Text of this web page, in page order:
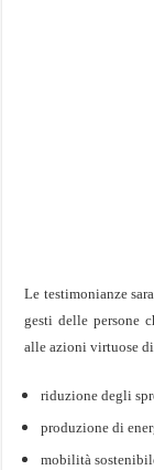
Le testimonianze
gesti delle persone
alle azioni virtuose
riduzione degli
produzione di
mobilità